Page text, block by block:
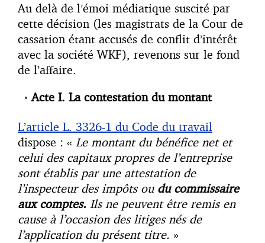
Au delà de l’émoi médiatique suscité par
cette décision (les magistrats de la Cour de
cassation étant accusés de conflit d’intérêt
avec la société WKF), revenons sur le fond
de l’affaire.
Acte I. La contestation du montant
L’article L. 3326-1 du Code du travail
dispose : « Le montant du bénéfice net et
celui des capitaux propres de l’entreprise
sont établis par une attestation de
l’inspecteur des impôts ou du commissaire
aux comptes. Ils ne peuvent être remis en
cause à l’occasion des litiges nés de
l’application du présent titre. »